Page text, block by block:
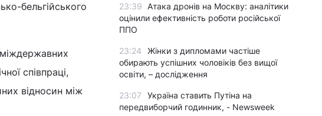
бельгійського
міждержавних
співпраці,
відносин між
23:39
Атака дронів на Москву: аналітики
оцінили ефективність роботи російської
ППО
23:24
Жінки з дипломами частіше
обирають успішних чоловіків без вищої
освіти, – дослідження
23:07
Україна ставить Путіна на
передвиборчий годинник, - Newsweek